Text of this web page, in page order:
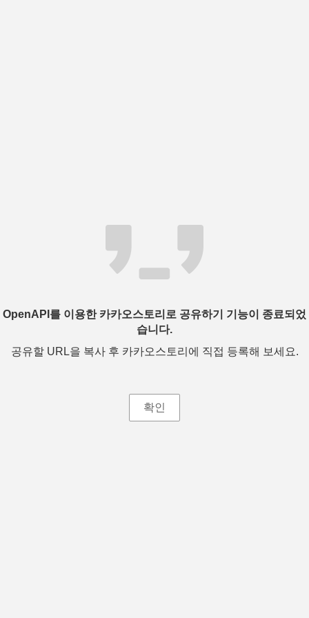
OpenAPI를 이용한 카카오스토리로 공유하기 기능이 종료되었
습니다.
공유할 URL을 복사 후 카카오스토리에 직접 등록해 보세요.
확인